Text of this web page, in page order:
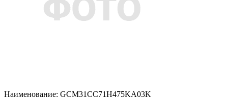
Наименование: GCM31CC71H475KA03K